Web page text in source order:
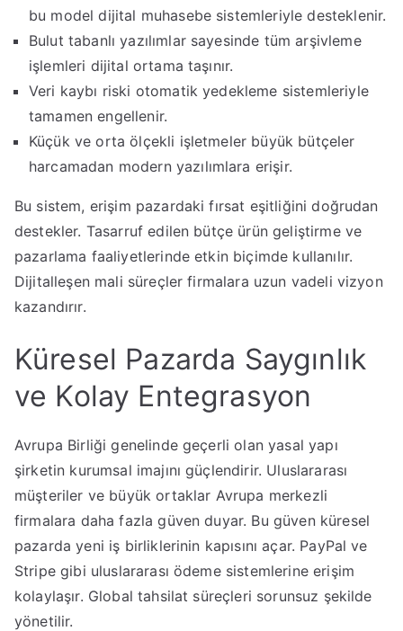
bu model dijital muhasebe sistemleriyle desteklenir.
Bulut tabanlı yazılımlar sayesinde tüm arşivleme
işlemleri dijital ortama taşınır.
Veri kaybı riski otomatik yedekleme sistemleriyle
tamamen engellenir.
Küçük ve orta ölçekli işletmeler büyük bütçeler
harcamadan modern yazılımlara erişir.
Bu sistem, erişim pazardaki fırsat eşitliğini doğrudan
destekler. Tasarruf edilen bütçe ürün geliştirme ve
pazarlama faaliyetlerinde etkin biçimde kullanılır.
Dijitalleşen mali süreçler firmalara uzun vadeli vizyon
kazandırır.
Küresel Pazarda Saygınlık
ve Kolay Entegrasyon
Avrupa Birliği genelinde geçerli olan yasal yapı
şirketin kurumsal imajını güçlendirir. Uluslararası
müşteriler ve büyük ortaklar Avrupa merkezli
firmalara daha fazla güven duyar. Bu güven küresel
pazarda yeni iş birliklerinin kapısını açar. PayPal ve
Stripe gibi uluslararası ödeme sistemlerine erişim
kolaylaşır. Global tahsilat süreçleri sorunsuz şekilde
yönetilir.